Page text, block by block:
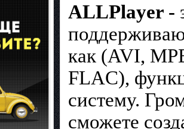
ALLPlayer -
как (AVI,
FLAC),
систему.
сможете